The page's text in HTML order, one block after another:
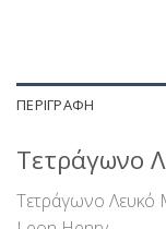
ΠΕΡΙΓΡΑΦΉ
Τετράγωνο
Τετράγωνο Λευκό